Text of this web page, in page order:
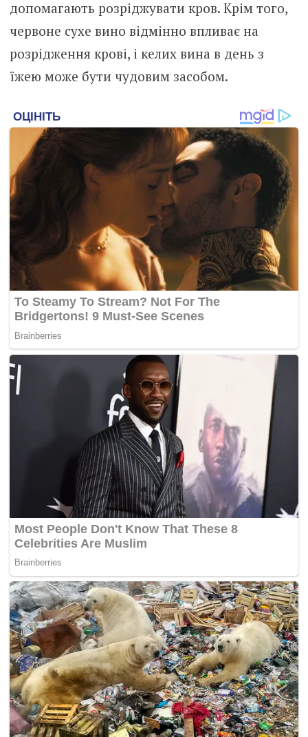
допомагають розріджувати кров. Крім того,
червоне сухе вино відмінно впливає на
розрідження крові, і келих вина в день з
їжею може бути чудовим засобом.